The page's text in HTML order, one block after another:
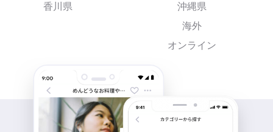
香川県
沖縄県
海外
オンライン